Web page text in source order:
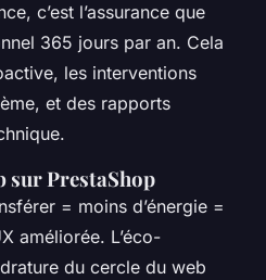
c’est l’assurance que
365 jours par an. Cela
les interventions
et des rapports
sur PrestaShop
= moins d’énergie =
améliorée. L’éco-
du cercle du web